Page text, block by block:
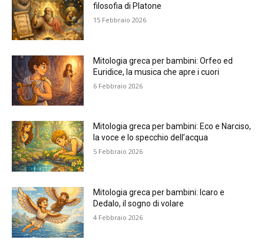
filosofia di Platone
15 Febbraio 2026
Mitologia greca per bambini: Orfeo ed
Euridice, la musica che apre i cuori
6 Febbraio 2026
Mitologia greca per bambini: Eco e Narciso,
la voce e lo specchio dell’acqua
5 Febbraio 2026
Mitologia greca per bambini: Icaro e
Dedalo, il sogno di volare
4 Febbraio 2026